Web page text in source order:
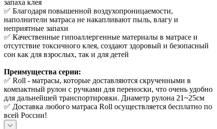
запаха клея
✅ Благодаря повышенной воздухопроницаемости,
наполнители матраса не накапливают пыль, влагу и
неприятные запахи
✅ Качественные гипоаллергенные материалы в матрасе и
отсутствие токсичного клея, создают здоровый и безопасный
сон как для взрослых, так и для детей
Преимущества серии:
✅ Roll - матрасы, которые доставляются скрученными в
компактный рулон с ручками для переноски, что очень удобно
для дальнейшей транспортировки. Диаметр рулона 21~25см
✅ Доставка любого матраса Roll осуществляется бесплатно по
всей России!